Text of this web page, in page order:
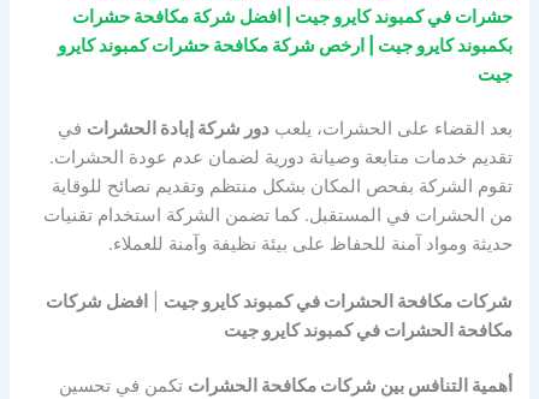
حشرات في كمبوند كايرو جيت | افضل شركة مكافحة حشرات
بكمبوند كايرو جيت | ارخص شركة مكافحة حشرات كمبوند كايرو
جيت
بعد القضاء على الحشرات، يلعبدور شركة إبادة الحشرات في
تقديم خدمات متابعة وصيانة دورية لضمان عدم عودة الحشرات.
تقوم الشركة بفحص المكان بشكل منتظم وتقديم نصائح للوقاية
من الحشرات في المستقبل. كما تضمن الشركة استخدام تقنيات
حديثة ومواد آمنة للحفاظ على بيئة نظيفة وآمنة للعملاء.
شركات مكافحة الحشرات في كمبوند كايرو جيت
افضل شركات
مكافحة الحشرات في كمبوند كايرو جيت
أهمية التنافس بين شركات مكافحة الحشرات تكمن في تحسين